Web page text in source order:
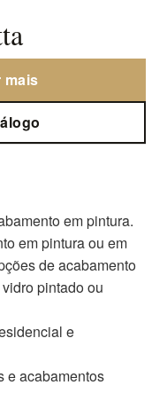
mais
em pintura.
em pintura ou em
de acabamento
pintado ou
e
e acabamentos